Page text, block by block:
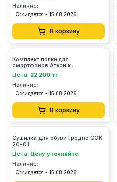
Наличие:
Ожидается - 15.08.2026
В корзину
Комплект полки для
смартфонов Атеси к
стерилизаторам СТС-1; CТС-2
Цена: 22 200 тг
Наличие:
Ожидается - 15.08.2026
В корзину
Сушилка для обуви Гродно СОК
20-01
Цена: Цену уточняйте
Наличие:
Ожидается - 15.08.2026